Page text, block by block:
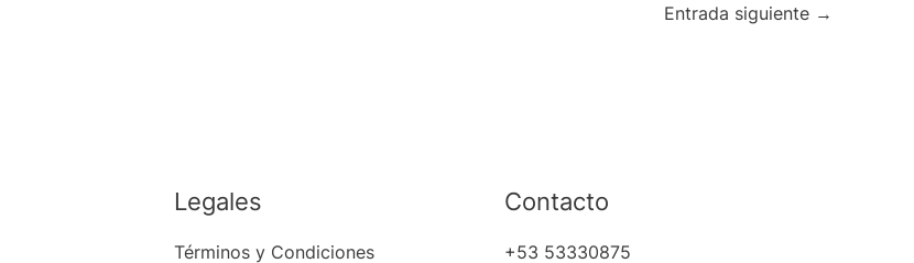
Entrada siguiente →
Legales
Términos y Condiciones
Contacto
+53 53330875